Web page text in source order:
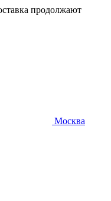
продолжают
Москва